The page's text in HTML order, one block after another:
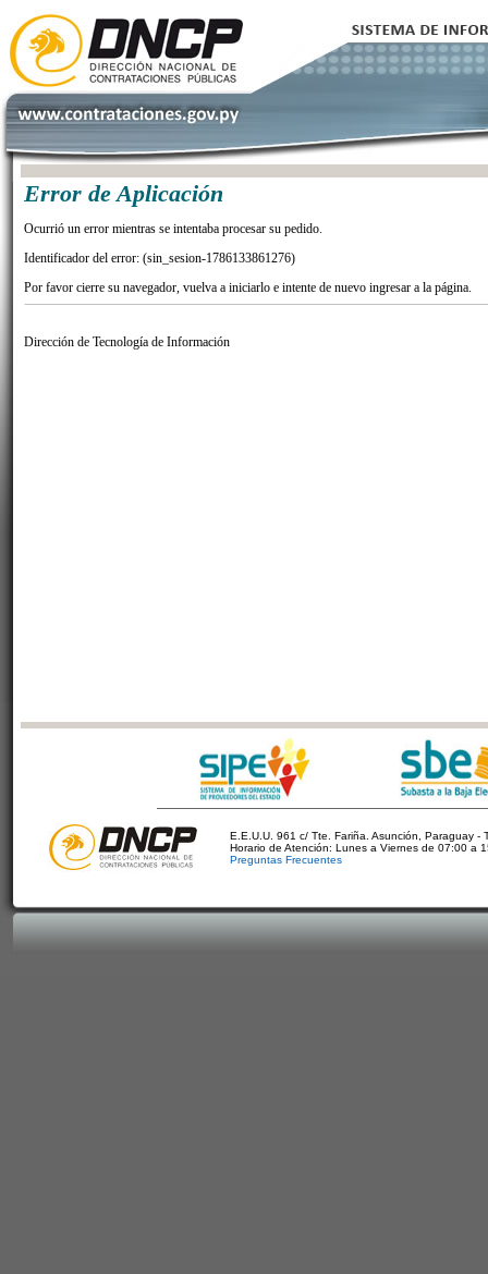
Error de Aplicación
Ocurrió un error mientras se intentaba procesar su pedido.
Identificador del error: (sin_sesion-1786133861276)
Por favor cierre su navegador, vuelva a iniciarlo e intente de nuevo ingresar a la página.
Dirección de Tecnología de Información
E.E.U.U. 961 c/ Tte. Fariña. Asunción, Paraguay -
Horario de Atención: Lunes a Viernes de 07:00 a
Preguntas Frecuentes